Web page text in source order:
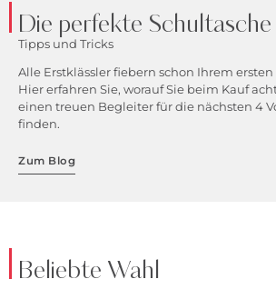
Die perfekte Schultasche
Tipps und Tricks
Alle Erstklässler fiebern schon Ihrem
Hier erfahren Sie, worauf Sie beim Kauf
einen treuen Begleiter für die nächsten 4
finden.
Zum Blog
Beliebte Wahl